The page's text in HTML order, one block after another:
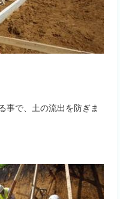
で、土の流出を防ぎま